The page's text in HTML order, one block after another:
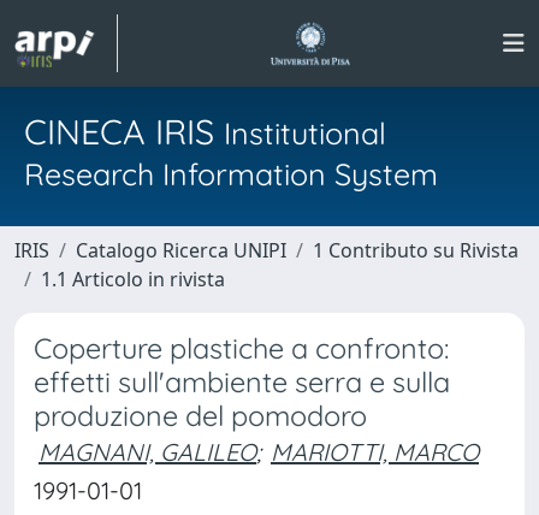
CINECA IRIS Institutional
Research Information System
IRIS Catalogo Ricerca UNIPI
1 Contributo su Rivista
1.1 Articolo in rivista
Coperture plastiche a confronto:
effetti sull'ambiente serra e sulla
produzione del pomodoro
MAGNANI, GALILEO; MARIOTTI, MARCO
1991-01-01